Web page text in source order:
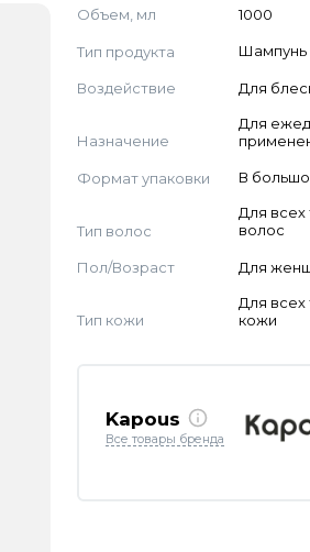
Объем, мл 1000
Тип продукта Шампунь
Воздействие Для
Назначение
Для
Формат упаковки В
Тип волос
Для всех
волос
Пол/Возраст Для
Тип кожи
Для всех
кожи
Kapous
Все товары бренда